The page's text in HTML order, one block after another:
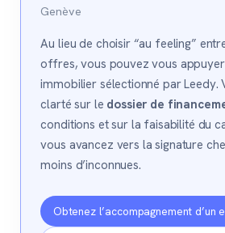
Genève
Au lieu de choisir “au feeling”
offres, vous pouvez vous
immobilier sélectionné par Leedy.
clarté sur le dossier de
conditions et sur la faisabilité du
vous avancez vers la signature
moins d’inconnues.
Obtenez l’accompagnement d’un